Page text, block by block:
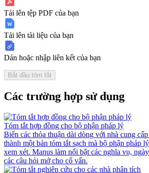
Tải lên tệp PDF của bạn
Tải lên tài liệu của bạn
Dán hoặc nhập liên kết của bạn
Bắt đầu tóm tắt
Các trường hợp sử dụng
Tóm tắt hợp đồng cho bộ phận pháp lý
Biến các thỏa thuận dài dòng với nhà cung
thành một bản tóm tắt sạch mà bộ phận pháp
xem xét. Manus làm nổi bật các nghĩa vụ,
các câu hỏi mở cho cố vấn.